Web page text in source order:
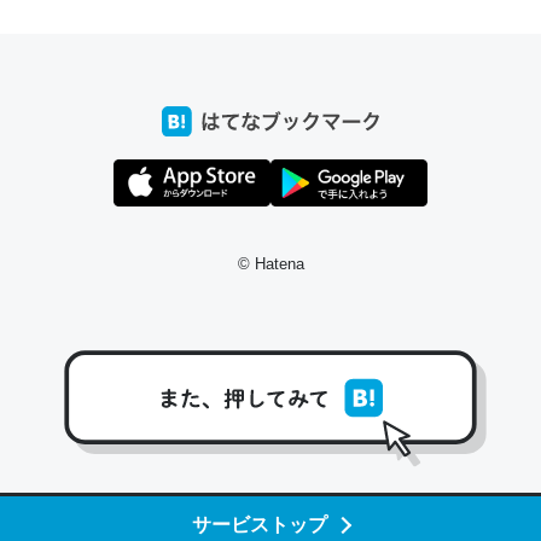
サービストップ
か使わないので回線代ほとんどかからないですよ。参考：
するくらいだった遠方の父67歳と僕。ITツール導入でコミュニケーションが劇的
う。/早速夕食に作った！本当にスナップえんどうが止まらなくなった…
が結構効いてるので、気になる場合はにんにくだけ加熱してから加えた
ダーで代用してもいいかも。
まらなくなる南フランス発祥の万能ソース「アイオリソース」の作り方をビストロ
© Hatena